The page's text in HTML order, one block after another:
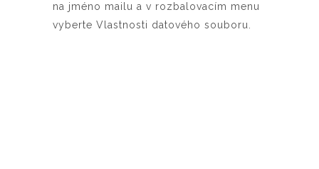
na jméno mailu a v rozbalovacím menu
vyberte Vlastnosti datového souboru.